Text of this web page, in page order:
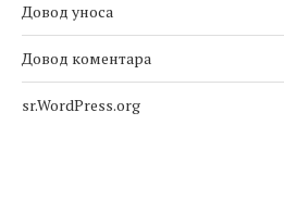
Довод уноса
Довод коментара
sr.WordPress.org